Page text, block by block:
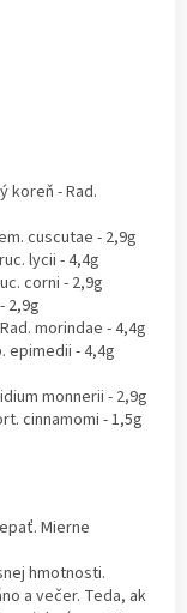
koreň - Rad.
cuscutae - 2,9g
lycii - 4,4g
corni - 2,9g
2,9g
morindae - 4,4g
epimedii - 4,4g
monnerii - 2,9g
cinnamomi - 1,5g
Mierne
hmotnosti.
a večer. Teda, ak